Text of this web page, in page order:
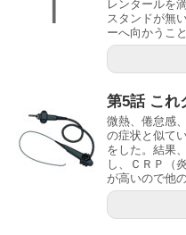
レンタールを
スタンドが無
ーへ向かうこ
第5話 これ
微熱、倦怠感
の症状と似て
をした。結果
し、ＣＲＰ（
が高いので他